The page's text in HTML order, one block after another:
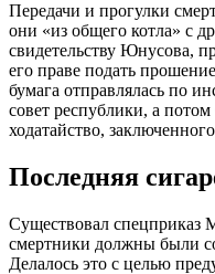
Передачи и прогулки
они «из общего котла» с
свидетельству Юнусова,
его праве подать
бумага отправлялась по
совет республики, а
ходатайство,
Последняя
Существовал спецприказ
смертники должны были
Делалось это с целью